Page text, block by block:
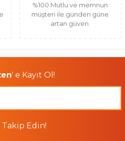
%100 Mutlu ve memnun
müşteri ile günden güne
artan güven.
' e Kayıt Ol!
Takip Edin!